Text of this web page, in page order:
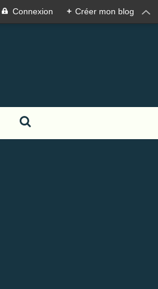
Connexion + Créer mon blog